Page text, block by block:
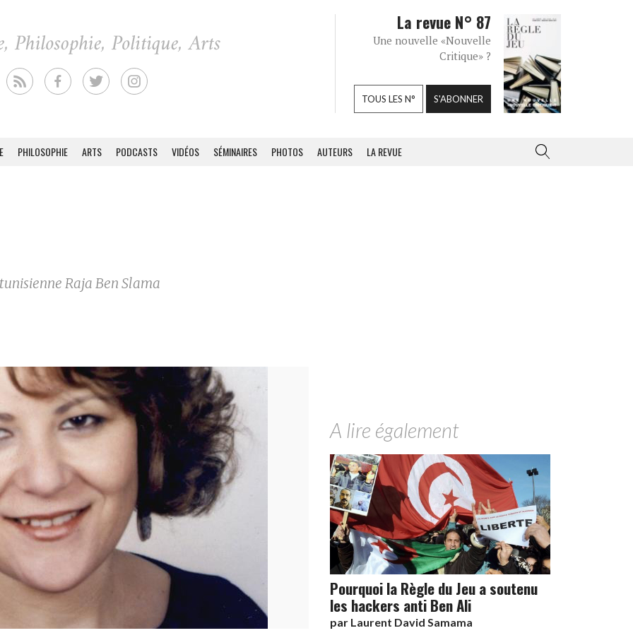
La revue N° 87
Une nouvelle «Nouvelle
Critique» ?
TOUS LES N° S'ABONNER
PHILOSOPHIE ARTS PODCASTS VIDÉOS SÉMINAIRES PHOTOS AUTEURS LA REVUE
Raja Ben Slama
A lire également
Pourquoi la Règle du Jeu a soutenu
les hackers anti Ben Ali
par Laurent David Samama